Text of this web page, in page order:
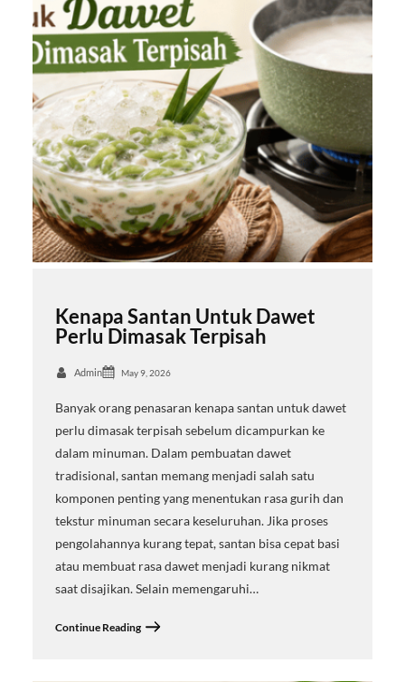
Kenapa Santan Untuk Dawet
Perlu Dimasak Terpisah
Admin May 9, 2026
Banyak orang penasaran kenapa santan untuk dawet
perlu dimasak terpisah sebelum dicampurkan ke
dalam minuman. Dalam pembuatan dawet
tradisional, santan memang menjadi salah satu
komponen penting yang menentukan rasa gurih dan
tekstur minuman secara keseluruhan. Jika proses
pengolahannya kurang tepat, santan bisa cepat basi
atau membuat rasa dawet menjadi kurang nikmat
saat disajikan. Selain memengaruhi…
Continue Reading